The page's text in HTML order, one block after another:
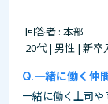
回答者 : 本部
20代 | 男性 | 新卒
一緒に働く仲
一緒に働く上司